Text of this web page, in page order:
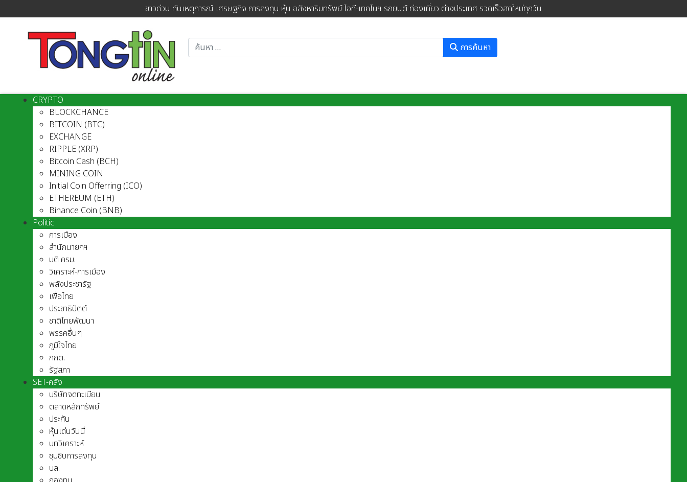
ข่าวด่วน ทันเหตุการณ์ เศรษฐกิจ การลงทุน หุ้น อสังหาริมทรัพย์ ไอที-เทคโนฯ รถยนต์ ท่องเที่ยว ต่างประเทศ รวดเร็วสดใหม่ทุกวัน
การค้นหา
CRYPTO
BLOCKCHANCE
BITCOIN (BTC)
EXCHANGE
RIPPLE (XRP)
Bitcoin Cash (BCH)
MINING COIN
Initial Coin Offerring (ICO)
ETHEREUM (ETH)
Binance Coin (BNB)
Politic
การเมือง
สำนักนายกฯ
มติ ครม.
วิเคราะห์-การเมือง
พลังประชารัฐ
เพื่อไทย
ประชาธิปัตต์
ชาติไทยพัฒนา
พรรคอื่นๆ
ภูมิใจไทย
กกต.
รัฐสภา
SET-คลัง
บริษัทจดทะเบียน
ตลาดหลักทรัพย์
ประกัน
หุ้นเด่นวันนี้
บทวิเคราะห์
ซุบซิบการลงทุน
บล.